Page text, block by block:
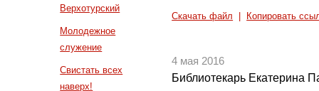
Верхотурский
Молодежное
служение
Свистать всех
наверх!
Скачать файл Копировать
4 мая 2016
Библиотекарь Екатерина